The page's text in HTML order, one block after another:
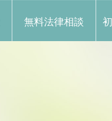
無料法律相談